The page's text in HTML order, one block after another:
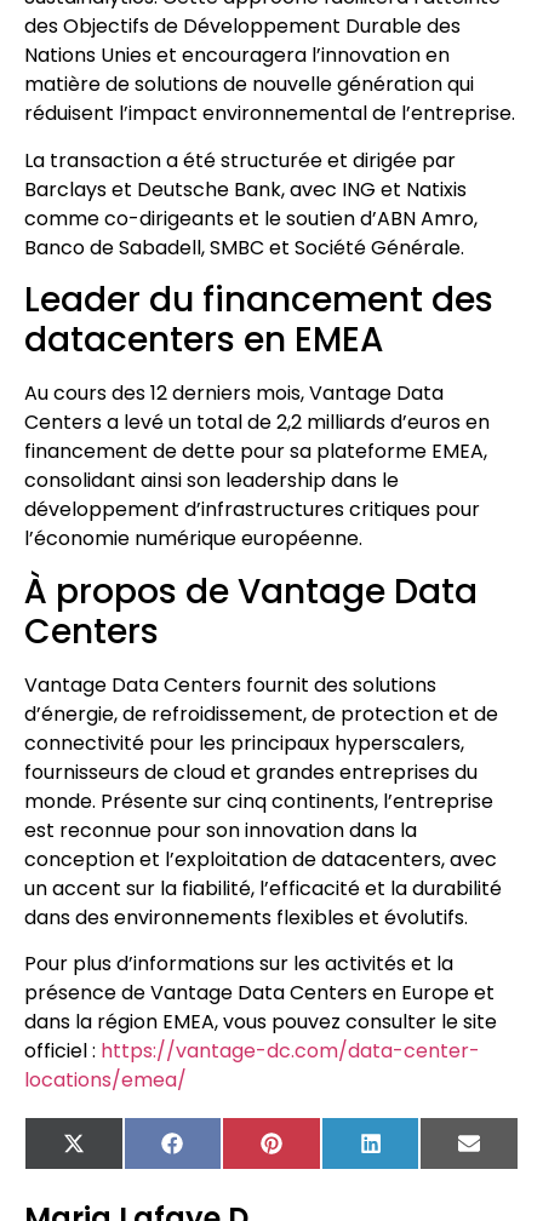
des Objectifs de Développement Durable des
Nations Unies et encouragera l’innovation en
matière de solutions de nouvelle génération qui
réduisent l’impact environnemental de l’entreprise.
La transaction a été structurée et dirigée par
Barclays et Deutsche Bank, avec ING et Natixis
comme co-dirigeants et le soutien d’ABN Amro,
Banco de Sabadell, SMBC et Société Générale.
Leader du financement des
datacenters en EMEA
Au cours des 12 derniers mois, Vantage Data
Centers a levé un total de 2,2 milliards d’euros en
financement de dette pour sa plateforme EMEA,
consolidant ainsi son leadership dans le
développement d’infrastructures critiques pour
l’économie numérique européenne.
À propos de Vantage Data
Centers
Vantage Data Centers fournit des solutions
d’énergie, de refroidissement, de protection et de
connectivité pour les principaux hyperscalers,
fournisseurs de cloud et grandes entreprises du
monde. Présente sur cinq continents, l’entreprise
est reconnue pour son innovation dans la
conception et l’exploitation de datacenters, avec
un accent sur la fiabilité, l’efficacité et la durabilité
dans des environnements flexibles et évolutifs.
Pour plus d’informations sur les activités et la
présence de Vantage Data Centers en Europe et
dans la région EMEA, vous pouvez consulter le site
officiel : https://vantage-dc.com/data-center-
locations/emea/
X
(Twitter)
FacebookPinterest LinkedIn Email